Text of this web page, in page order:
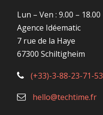
Lun – Ven : 9.00 – 18.00
Agence Idéematic
7 rue de la Haye
67300 Schiltigheim
(+33)-3-88-23-71-53
hello@techtime.fr